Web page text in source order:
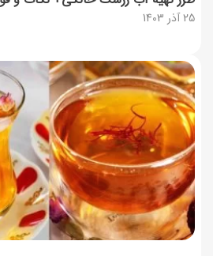
25 آذر 1403